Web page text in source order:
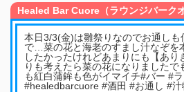
Healed Bar Cuore（ラウンジバークオ
本日3/3(金)は雛祭りなのでお通しも
で…菜の花と海老のすまし汁なぞを
したかったけれどあまりにも【あり
りも考えたら菜の花になりました
も紅白蒲鉾も色がイマイチ#バー #
#healedbarcuore #酒田 #お通し #